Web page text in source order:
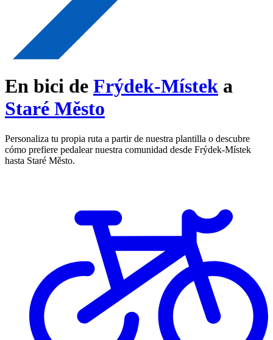
En bici de Frýdek-Místek a
Staré Město
Personaliza tu propia ruta a partir de nuestra plantilla o descubre
cómo prefiere pedalear nuestra comunidad desde Frýdek-Místek
hasta Staré Město.